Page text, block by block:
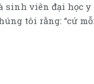
sinh viên đại học y
tôi rằng: “cứ